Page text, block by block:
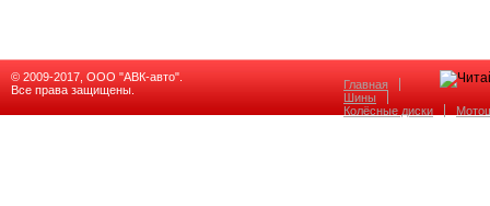
© 2009-2017, ООО "АВК-авто".
Все права защищены.
Главная
Шины
Колёсные диски